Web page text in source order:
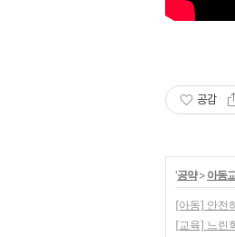
공감
'공약> 아동
[아동] 안전
[교육] 느린